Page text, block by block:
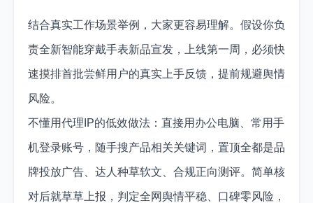
结合真实工作场景举例，大家更容易理解。假设你负
责全新智能穿戴手表新品宣发，上线第一周，必须快
速摸排首批尝鲜用户的真实上手反馈，提前规避舆情
风险。
不懂用代理IP的低效做法：直接用办公电脑、常用手
机登录账号，随手搜产品相关关键词，置顶全都是品
牌投放广告、达人种草软文、合规正向测评。简单核
对后就草草上报，判定全网舆情平稳、口碑零风险，